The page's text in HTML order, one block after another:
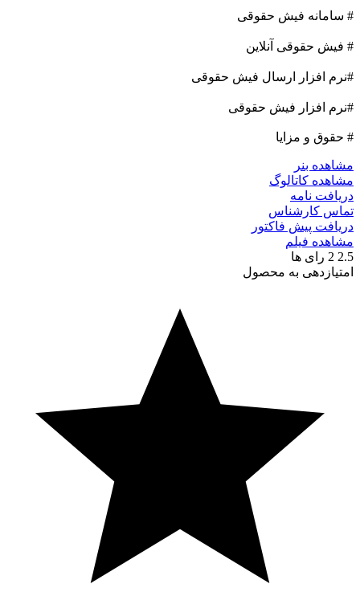
فیش حقوقی
حقوقی آنلاین
افزار ارسال فیش حقوقی
افزار فیش حقوقی
و مزایا
بنر
کاتالوگ
نامه
کارشناس
پیش فاکتور
فیلم
رای ها
به محصول